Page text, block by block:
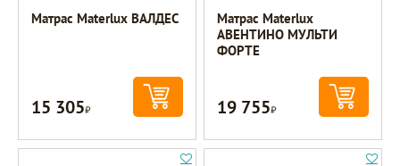
Матрас Materlux ВАЛДЕС
15 305Р
Матрас Materlux
АВЕНТИНО МУЛЬТИ
ФОРТЕ
19 755Р